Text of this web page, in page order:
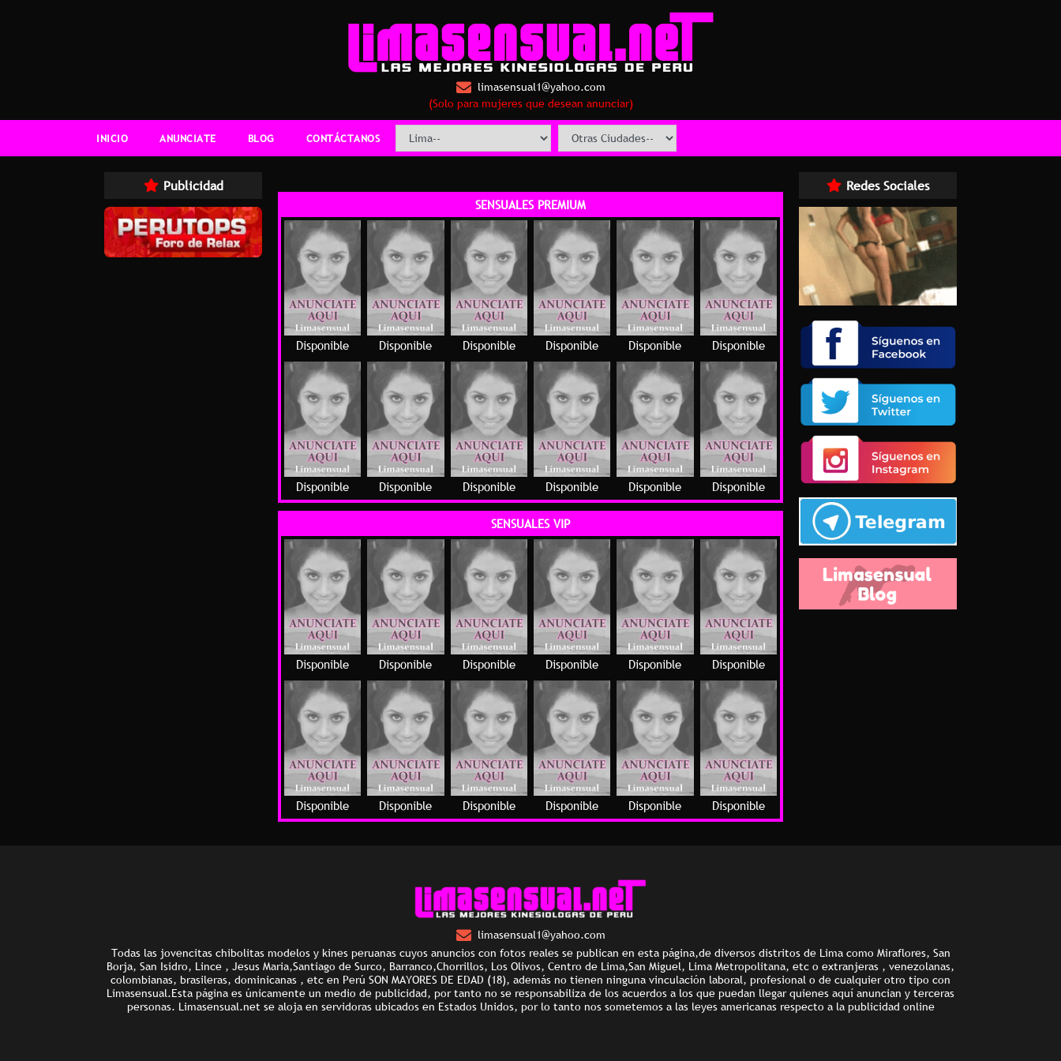
limasensual1@yahoo.com
(Solo para mujeres que desean anunciar)
INICIO ANUNCIATE BLOG CONTÁCTANOS
Publicidad
SENSUALES PREMIUM
Disponible Disponible Disponible Disponible Disponible Disponible
Disponible Disponible Disponible Disponible Disponible Disponible
SENSUALES VIP
Disponible Disponible Disponible Disponible Disponible Disponible
Disponible Disponible Disponible Disponible Disponible Disponible
Redes Sociales
limasensual1@yahoo.com
Todas las jovencitas chibolitas modelos y kines peruanas cuyos anuncios con fotos reales se publican en esta página,de diversos distritos de Lima como Miraflores, San
Borja, San Isidro, Lince , Jesus Maria,Santiago de Surco, Barranco,Chorrillos, Los Olivos, Centro de Lima,San Miguel, Lima Metropolitana, etc o extranjeras , venezolanas,
colombianas, brasileras, dominicanas , etc en Perú SON MAYORES DE EDAD (18), además no tienen ninguna vinculación laboral, profesional o de cualquier otro tipo con
Limasensual.Esta página es únicamente un medio de publicidad, por tanto no se responsabiliza de los acuerdos a los que puedan llegar quienes aquí anuncian y terceras
personas. Limasensual.net se aloja en servidoras ubicados en Estados Unidos, por lo tanto nos sometemos a las leyes americanas respecto a la publicidad online